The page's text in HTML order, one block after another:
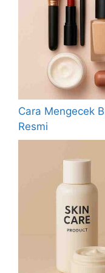
Cara Mengecek
Resmi